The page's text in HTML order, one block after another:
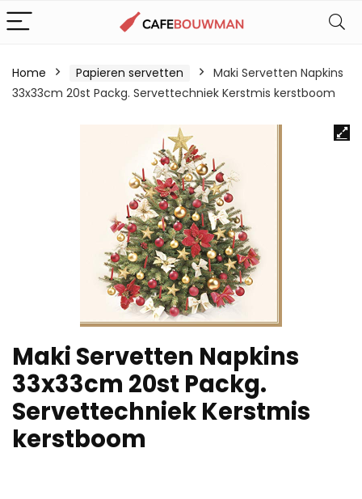
Home Papieren servetten
Maki Servetten Napkins
33x33cm 20st Packg. Servettechniek Kerstmis kerstboom
Maki Servetten Napkins
33x33cm 20st Packg.
Servettechniek Kerstmis
kerstboom